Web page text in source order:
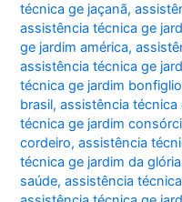
técnica ge jaçanã,
assistência técnica ge
ge jardim américa,
assistência técnica ge
técnica ge jardim
brasil,assistência
técnica ge jardim
cordeiro,assistência
técnica ge jardim da glória
saúde,assistência